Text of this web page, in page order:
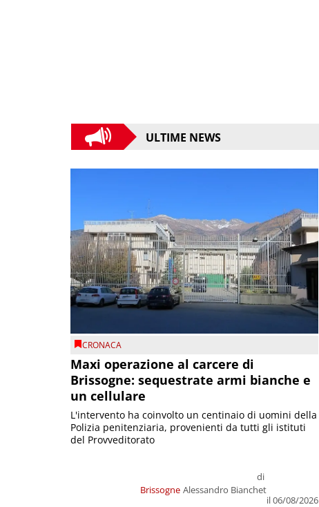
ULTIME NEWS
CRONACA
Maxi operazione al carcere di
Brissogne: sequestrate armi bianche e
un cellulare
Brissogne
di
Alessandro Bianchet
il 06/08/2026
L'intervento ha coinvolto un centinaio di uomini della
Polizia penitenziaria, provenienti da tutti gli istituti
del Provveditorato